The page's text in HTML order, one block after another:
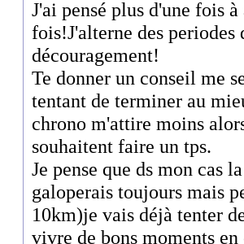
J'ai pensé plus d'une fois
fois!J'alterne des
découragement!
Te donner un conseil me
tentant de terminer au
chrono m'attire moins
souhaitent faire un tps.
Je pense que ds mon cas
galoperais toujours mais
10km)je vais déjà tenter
vivre de bons moments